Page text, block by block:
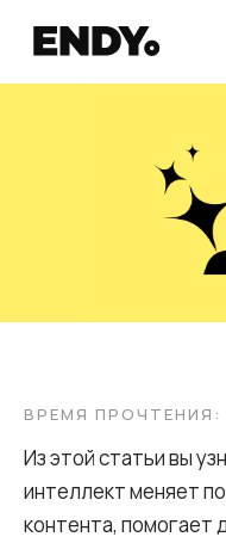
ВРЕМЯ ПРОЧТЕНИЯ:
Из этой статьи вы
интеллект меняет
контента, помогает